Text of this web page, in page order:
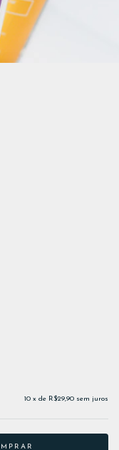
10 x de R$29,90 sem juros